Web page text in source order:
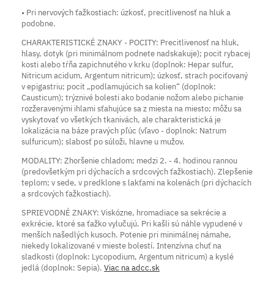
• Pri nervových ťažkostiach: úzkosť, precitlivenosť na hluk a
podobne.
CHARAKTERISTICKÉ ZNAKY - POCITY: Precitlivenosť na hluk,
hlasy, dotyk (pri minimálnom podnete nadskakuje); pocit rybacej
kosti alebo tŕňa zapichnutého v krku (doplnok: Hepar sulfur,
Nitricum acidum, Argentum nitricum); úzkosť, strach pociťovaný
v epigastriu; pocit „podlamujúcich sa kolien“ (doplnok:
Causticum); trýznivé bolesti ako bodanie nožom alebo pichanie
rozžeravenými ihlami sťahujúce sa z miesta na miesto; môžu sa
vyskytovať vo všetkých tkanivách, ale charakteristická je
lokalizácia na báze pravých pľúc (vľavo - doplnok: Natrum
sulfuricum); slabosť po súloži, hlavne u mužov.
MODALITY: Zhoršenie chladom; medzi 2. - 4. hodinou rannou
(predovšetkým pri dýchacích a srdcových ťažkostiach). Zlepšenie
teplom; v sede, v predklone s lakťami na kolenách (pri dýchacích
a srdcových ťažkostiach).
SPRIEVODNÉ ZNAKY: Viskózne, hromadiace sa sekrécie a
exkrécie, ktoré sa ťažko vylučujú. Pri kašli sú náhle vypudené v
menších našedlých kusoch. Potenie pri minimálnej námahe,
niekedy lokalizované v mieste bolestí. Intenzívna chuť na
sladkosti (doplnok: Lycopodium, Argentum nitricum) a kyslé
jedlá (doplnok: Sepia). Viac na adcc.sk